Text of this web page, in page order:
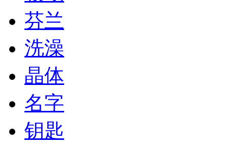
芬兰
洗澡
晶体
名字
钥匙